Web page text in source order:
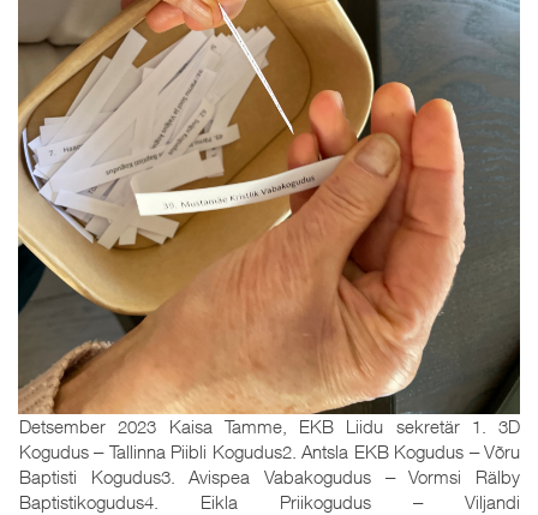
Detsember 2023 Kaisa Tamme, EKB Liidu sekretär 1. 3D
Kogudus ‒ Tallinna Piibli Kogudus2. Antsla EKB Kogudus ‒ Võru
Baptisti Kogudus3. Avispea Vabakogudus ‒ Vormsi Rälby
Baptistikogudus4. Eikla Priikogudus ‒ Viljandi